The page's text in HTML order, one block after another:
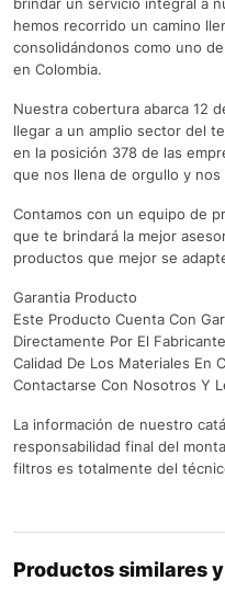
brindar un servicio integral a
hemos recorrido un camino
consolidándonos como uno
en Colombia.
Nuestra cobertura abarca 12
llegar a un amplio sector del
en la posición 378 de las
que nos llena de orgullo y
Contamos con un equipo de
que te brindará la mejor
productos que mejor se
Garantia Producto
Este Producto Cuenta Con
Directamente Por El
Calidad De Los Materiales En
Contactarse Con Nosotros Y
La información de nuestro
responsabilidad final del
filtros es totalmente del
Productos similares